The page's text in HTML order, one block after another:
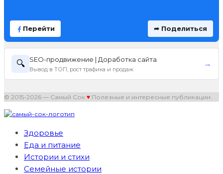
Перейти ➦ Поделиться
🔍 SEO-продвижение | Доработка сайта
Вывод в ТОП, рост трафика и продаж
→
© 2015-2026 — Самый Сок ♥ Полезные и интересные публикации.
Здоровье
Еда и питание
Истории и стихи
Семейные истории